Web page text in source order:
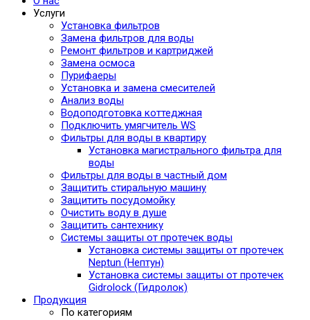
Услуги
Установка фильтров
Замена фильтров для воды
Ремонт фильтров и картриджей
Замена осмоса
Пурифаеры
Установка и замена смесителей
Анализ воды
Водоподготовка коттеджная
Подключить умягчитель WS
Фильтры для воды в квартиру
Установка магистрального фильтра для
воды
Фильтры для воды в частный дом
Защитить стиральную машину
Защитить посудомойку
Очистить воду в душе
Защитить сантехнику
Системы защиты от протечек воды
Установка системы защиты от протечек
Neptun (Нептун)
Установка системы защиты от протечек
Gidrolock (Гидролок)
Продукция
По категориям